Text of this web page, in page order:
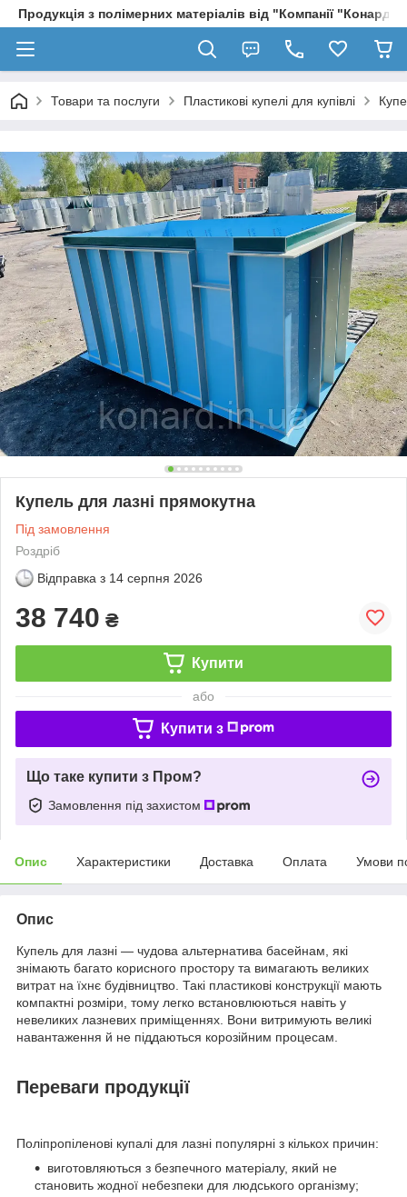
Продукція з полімерних матеріалів від "Компанії
Товари та послуги Пластикові купелі для купівлі
Купель для лазні прямокутна
Під замовлення
Роздріб
Відправка з 14 серпня 2026
38 740 ₴
Купити
або
Купити з
Що таке купити з Пром?
Замовлення під захистом
Опис Характеристики Доставка Оплата Умови
Опис
Купель для лазні — чудова альтернатива басейнам, які
знімають багато корисного простору та вимагають великих
витрат на їхнє будівництво. Такі пластикові конструкції мають
компактні розміри, тому легко встановлюються навіть у
невеликих лазневих приміщеннях. Вони витримують великі
навантаження й не піддаються корозійним процесам.
Переваги продукції
Поліпропіленові купалі для лазні популярні з кількох причин:
виготовляються з безпечного матеріалу, який не
становить жодної небезпеки для людського організму;